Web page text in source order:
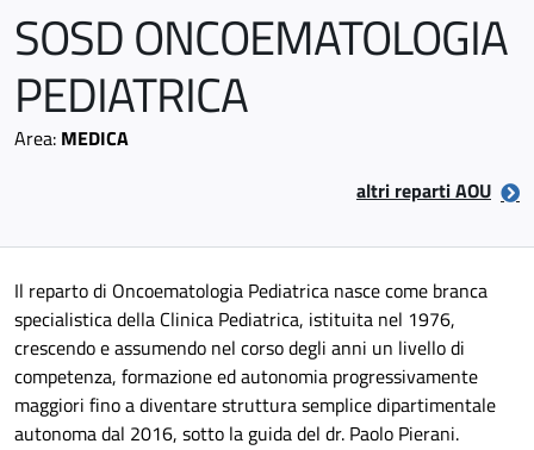
SOSD ONCOEMATOLOGIA
PEDIATRICA
Area: MEDICA
altri reparti AOU
Il reparto di Oncoematologia Pediatrica nasce come branca
specialistica della Clinica Pediatrica, istituita nel 1976,
crescendo e assumendo nel corso degli anni un livello di
competenza, formazione ed autonomia progressivamente
maggiori fino a diventare struttura semplice dipartimentale
autonoma dal 2016, sotto la guida del dr. Paolo Pierani.